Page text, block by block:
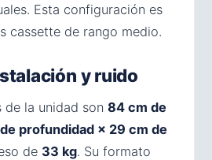
Esta configuración es
cassette de rango medio.
y ruido
de la unidad son 84 cm de
profundidad × 29 cm de
de 33 kg. Su formato